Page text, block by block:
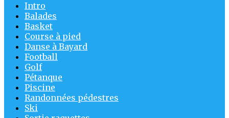
Intro
Balades
Basket
Course à pied
Danse à Bayard
Football
Golf
Pétanque
Piscine
Randonnées pédestres
Ski